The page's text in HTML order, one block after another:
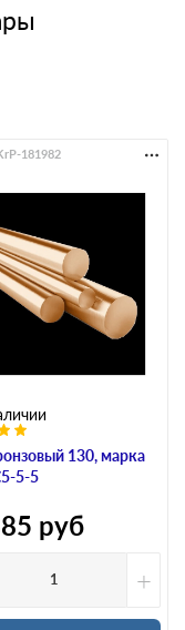
130, марка
5-5
181982
руб
+